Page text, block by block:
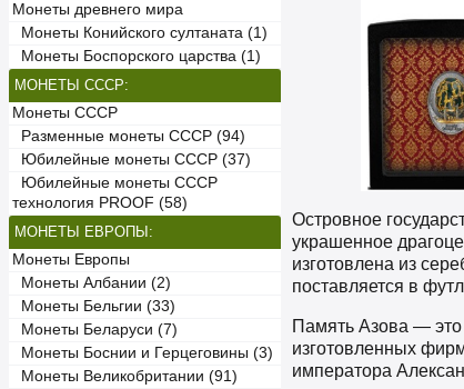
Монеты древнего мира
Монеты Конийского султаната (1)
Монеты Боспорского царства (1)
МОНЕТЫ СССР:
Монеты СССР
Разменные монеты СССР (94)
Юбилейные монеты СССР (37)
Юбилейные монеты СССР
технология PROOF (58)
МОНЕТЫ ЕВРОПЫ:
Монеты Европы
Монеты Албании (2)
Монеты Бельгии (33)
Монеты Беларуси (7)
Монеты Боснии и Герцеговины (3)
Монеты Великобритании (91)
Островное
украшенное
изготовлена из
поставляется в
Память Азова — это
изготовленных
императора